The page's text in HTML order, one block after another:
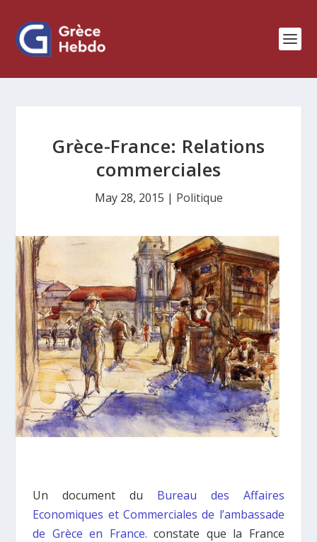
Grèce-France: Relations
commerciales
May 28, 2015 | Politique
Un document du Bureau des Affaires
Economiques et Commerciales de l’ambassade
de Grèce en France. constate que la France